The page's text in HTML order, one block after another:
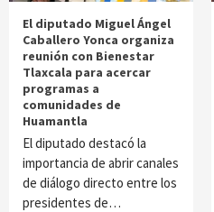
El diputado Miguel Ángel
Caballero Yonca organiza
reunión con Bienestar
Tlaxcala para acercar
programas a
comunidades de
Huamantla
El diputado destacó la
importancia de abrir canales
de diálogo directo entre los
presidentes de…